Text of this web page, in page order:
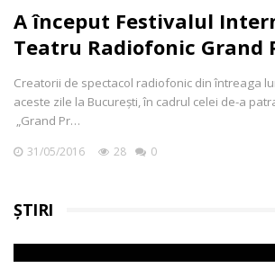
A început Festivalul
Teatru Radiofonic Grand
Creatorii de spectacol radiofonic din întreaga
aceste zile la București, în cadrul celei de-a
„Grand Pr…
31/05/2016 28 0
ȘTIRI